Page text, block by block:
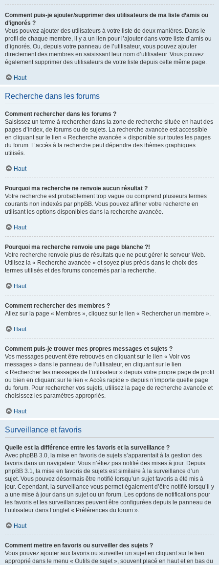
Comment puis-je ajouter/supprimer des utilisateurs de ma liste d’amis ou
d’ignorés ?
Vous pouvez ajouter des utilisateurs à votre liste de deux manières. Dans le
profil de chaque membre, il y a un lien pour l’ajouter dans votre liste d’amis ou
d’ignorés. Ou, depuis votre panneau de l’utilisateur, vous pouvez ajouter
directement des membres en saisissant leur nom d’utilisateur. Vous pouvez
également supprimer des utilisateurs de votre liste depuis cette même page.
Haut
Recherche dans les forums
Comment rechercher dans les forums ?
Saisissez un terme à rechercher dans la zone de recherche située en haut des
pages d’index, de forums ou de sujets. La recherche avancée est accessible
en cliquant sur le lien « Recherche avancée » disponible sur toutes les pages
du forum. L’accès à la recherche peut dépendre des thèmes graphiques
utilisés.
Haut
Pourquoi ma recherche ne renvoie aucun résultat ?
Votre recherche est probablement trop vague ou comprend plusieurs termes
courants non indexés par phpBB. Vous pouvez affiner votre recherche en
utilisant les options disponibles dans la recherche avancée.
Haut
Pourquoi ma recherche renvoie une page blanche ?!
Votre recherche renvoie plus de résultats que ne peut gérer le serveur Web.
Utilisez la « Recherche avancée » et soyez plus précis dans le choix des
termes utilisés et des forums concernés par la recherche.
Haut
Comment rechercher des membres ?
Allez sur la page « Membres », cliquez sur le lien « Rechercher un membre ».
Haut
Comment puis-je trouver mes propres messages et sujets ?
Vos messages peuvent être retrouvés en cliquant sur le lien « Voir vos
messages » dans le panneau de l’utilisateur, en cliquant sur le lien
« Rechercher les messages de l’utilisateur » depuis votre propre page de profil
ou bien en cliquant sur le lien « Accès rapide » depuis n’importe quelle page
du forum. Pour rechercher vos sujets, utilisez la page de recherche avancée et
choisissez les paramètres appropriés.
Haut
Surveillance et favoris
Quelle est la différence entre les favoris et la surveillance ?
Avec phpBB 3.0, la mise en favoris de sujets s’apparentait à la gestion des
favoris dans un navigateur. Vous n’étiez pas notifié des mises à jour. Depuis
phpBB 3.1, la mise en favoris de sujets est similaire à la surveillance d’un
sujet. Vous pouvez désormais être notifié lorsqu’un sujet favoris a été mis à
jour. Cependant, la surveillance vous permet également d’être notifié lorsqu’il y
a une mise à jour dans un sujet ou un forum. Les options de notifications pour
les favoris et les surveillances peuvent être configurées depuis le panneau de
l’utilisateur dans l’onglet « Préférences du forum ».
Haut
Comment mettre en favoris ou surveiller des sujets ?
Vous pouvez ajouter aux favoris ou surveiller un sujet en cliquant sur le lien
approprié dans le menu « Outils de sujet », souvent placé en haut et en bas du